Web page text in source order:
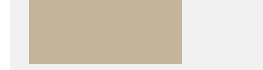
বুড়িচংয়ে জাতীয় জুলাই গণঅভ্যুত্থান দিবস পালিত, র‍্যালি